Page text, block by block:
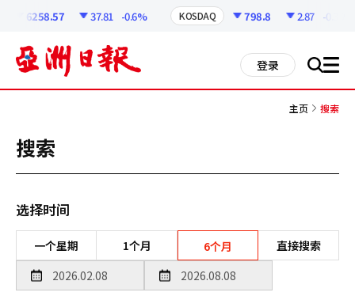
6258.57 37.81 -0.6% KOSDAQ 798.8 2.87 -0.36%
登录 搜 all
主页 搜索
搜索
选择时间
一个星期 1个月 6个月 直接搜索